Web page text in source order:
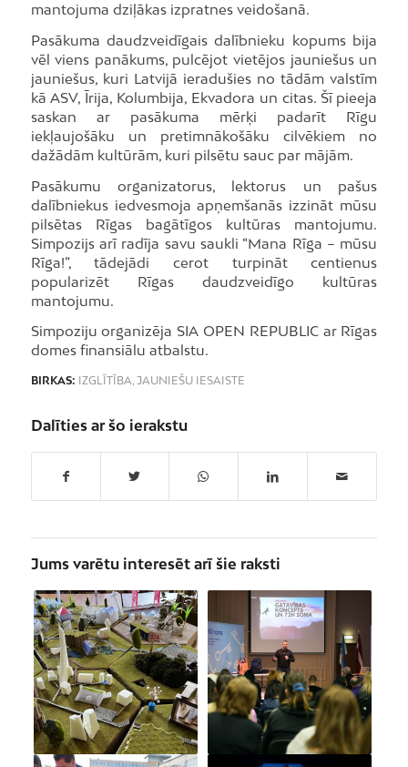
mantojuma dziļākas izpratnes veidošanā.
Pasākuma daudzveidīgais dalībnieku kopums bija
vēl viens panākums, pulcējot vietējos jauniešus un
jauniešus, kuri Latvijā ieradušies no tādām valstīm
kā ASV, Īrija, Kolumbija, Ekvadora un citas. Šī pieeja
saskan ar pasākuma mērķi padarīt Rīgu
iekļaujošāku un pretimnākošāku cilvēkiem no
dažādām kultūrām, kuri pilsētu sauc par mājām.
Pasākumu organizatorus, lektorus un pašus
dalībniekus iedvesmoja apņemšanās izzināt mūsu
pilsētas Rīgas bagātīgos kultūras mantojumu.
Simpozijs arī radīja savu saukli “Mana Rīga – mūsu
Rīga!”, tādejādi cerot turpināt centienus
popularizēt Rīgas daudzveidīgo kultūras
mantojumu.
Simpoziju organizēja SIA OPEN REPUBLIC ar Rīgas
domes finansiālu atbalstu.
BIRKAS: IZGLĪTĪBA, JAUNIEŠU IESAISTE
Dalīties ar šo ierakstu
Jums varētu interesēt arī šie raksti